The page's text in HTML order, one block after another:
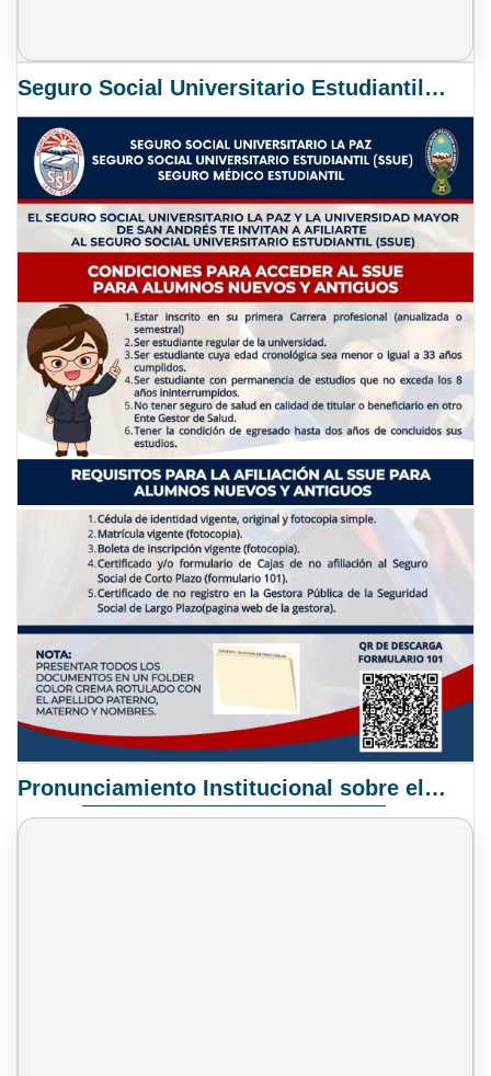
Seguro Social Universitario Estudiantil SSUE
Pronunciamiento Institucional sobre el Proyecto de Ley N° 068/2025-2026 C.S.